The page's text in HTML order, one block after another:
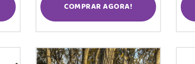
COMPRAR AGORA!